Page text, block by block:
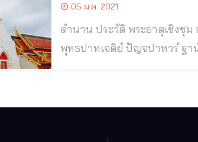
05 ม.ค. 2021
ตํานาน ประวัติ พระธาตุเชิงชุม อำเภอเมือง จังหวัดสกลนค
พุทธปาทเจติยํ ปัญจปาทวรํ ฐานํ อหํ วทามิ ในสมัยครั้งหนึ่ง สัตถาอันว่า องค์สมเด็